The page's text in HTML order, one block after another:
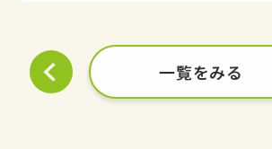
一覧をみる